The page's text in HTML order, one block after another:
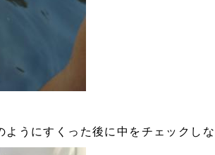
うにすくった後に中をチェックし